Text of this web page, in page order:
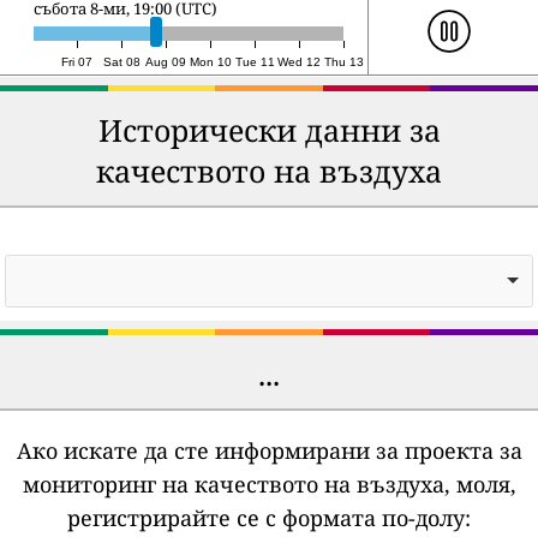
Fri 07 Sat 08 Aug 09 Mon 10 Tue 11 Wed 12 Thu 13
неделя 9-ти, 20:00 (UTC)
Исторически данни за
качеството на въздуха
...
Ако искате да сте информирани за проекта за
мониторинг на качеството на въздуха, моля,
регистрирайте се с формата по-долу: